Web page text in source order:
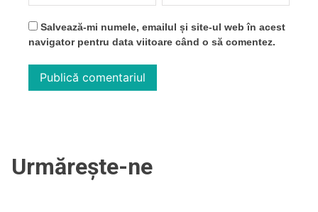
Salvează-mi numele, emailul și site-ul web în acest
navigator pentru data viitoare când o să comentez.
Urmărește-ne